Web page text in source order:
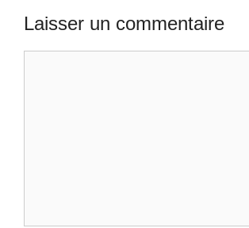
Laisser un commentaire